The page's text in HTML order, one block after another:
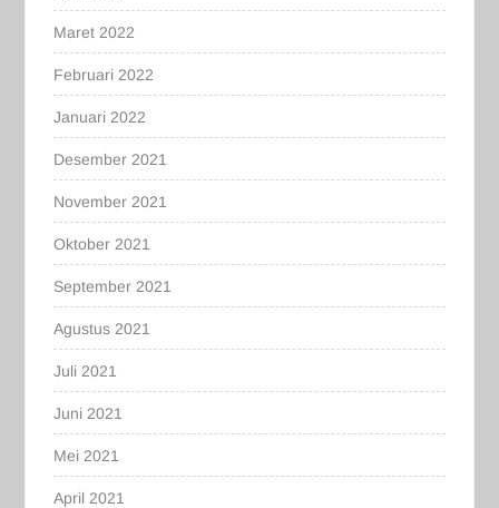
Maret 2022
Februari 2022
Januari 2022
Desember 2021
November 2021
Oktober 2021
September 2021
Agustus 2021
Juli 2021
Juni 2021
Mei 2021
April 2021